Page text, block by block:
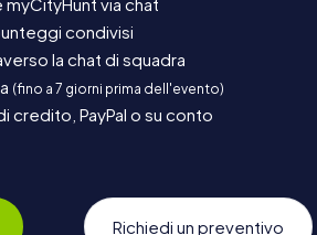
condivisi
la chat di squadra
(fino a 7 giorni prima dell'evento)
credito, PayPal o su conto
Richiedi un preventivo